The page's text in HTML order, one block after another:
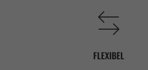
FLEXIBEL